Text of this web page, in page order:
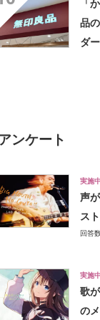
「
品
ダ
ンケート
実施中
声
ス
回答
実施中
歌
の